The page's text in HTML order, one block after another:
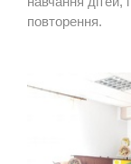
повторення.